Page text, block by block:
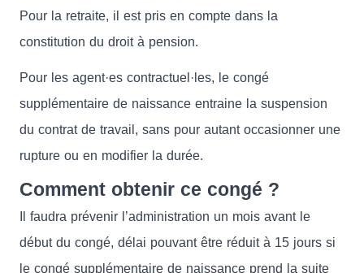
Pour la retraite, il est pris en compte dans la
constitution du droit à pension.
Pour les agent·es contractuel·les, le congé
supplémentaire de naissance entraine la suspension
du contrat de travail, sans pour autant occasionner une
rupture ou en modifier la durée.
Comment obtenir ce congé ?
Il faudra prévenir l’administration un mois avant le
début du congé, délai pouvant être réduit à 15 jours si
le congé supplémentaire de naissance prend la suite